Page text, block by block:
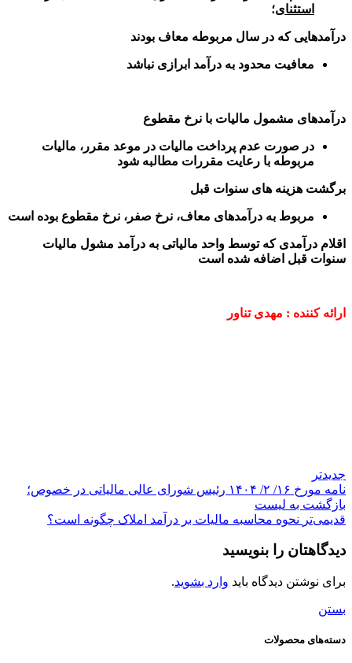
استثنای؛
درآمدهایی که در سال مربوطه معاف بودند
معافیت محدود به درآمد ابرازی نباشد
درآمدهای مشمول مالیات با نرخ مقطوع
در صورت عدم پرداخت مالیات در موعد مقرر، مالیات
مربوطه با رعایت مقررات مطالبه شود
برگشت هزینه های سنوات قبل
مربوط به درآمدهای معاف، نرخ صفر، نرخ مقطوع بوده است
اقلام درآمدی که توسط واحد مالیاتی به درآمد مشول مالیات
سنوات قبل اضافه شده است
ارائه کننده : مهدی تناور
جدیدتر
نامه مورخ ۱۶/ ۲/ ۱۴۰۴ رئیس شورای عالی مالیاتی در خصوص؛
بازگشت به لیست
قدیمی‌تر نحوه محاسبه مالیات بر درآمد املاک چگونه است؟
دیدگاهتان را بنویسید
برای نوشتن دیدگاه باید وارد بشوید.
بستن
دسته‌های محصولات